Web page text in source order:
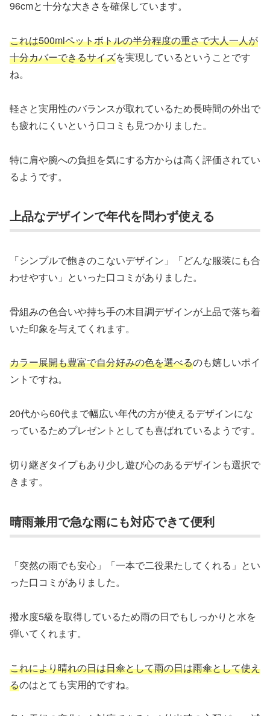
96cmと十分な大きさを確保しています。
これは500mlペットボトルの半分程度の重さで大人一人が
十分カバーできるサイズを実現しているということです
ね。
軽さと実用性のバランスが取れているため長時間の外出で
も疲れにくいという口コミも見つかりました。
特に肩や腕への負担を気にする方からは高く評価されてい
るようです。
上品なデザインで年代を問わず使える
「シンプルで飽きのこないデザイン」「どんな服装にも合
わせやすい」といった口コミがありました。
骨組みの色合いや持ち手の木目調デザインが上品で落ち着
いた印象を与えてくれます。
カラー展開も豊富で自分好みの色を選べるのも嬉しいポイ
ントですね。
20代から60代まで幅広い年代の方が使えるデザインにな
っているためプレゼントとしても喜ばれているようです。
切り継ぎタイプもあり少し遊び心のあるデザインも選択で
きます。
晴雨兼用で急な雨にも対応できて便利
「突然の雨でも安心」「一本で二役果たしてくれる」とい
った口コミがありました。
撥水度5級を取得しているため雨の日でもしっかりと水を
弾いてくれます。
これにより晴れの日は日傘として雨の日は雨傘として使え
るのはとても実用的ですね。